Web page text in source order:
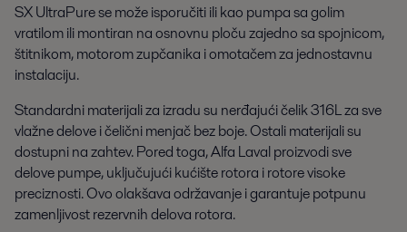
SX UltraPure se može isporučiti ili kao pumpa sa golim
vratilom ili montiran na osnovnu ploču zajedno sa spojnicom,
štitnikom, motorom zupčanika i omotačem za jednostavnu
instalaciju.
Standardni materijali za izradu su nerđajući čelik 316L za sve
vlažne delove i čelični menjač bez boje. Ostali materijali su
dostupni na zahtev. Pored toga, Alfa Laval proizvodi sve
delove pumpe, uključujući kućište rotora i rotore visoke
preciznosti. Ovo olakšava održavanje i garantuje potpunu
zamenljivost rezervnih delova rotora.